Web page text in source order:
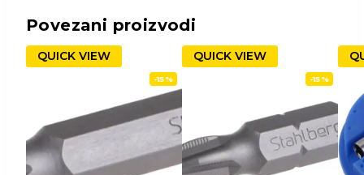
Povezani proizvodi
QUICK VIEW
-15%
QUICK VIEW
-15%